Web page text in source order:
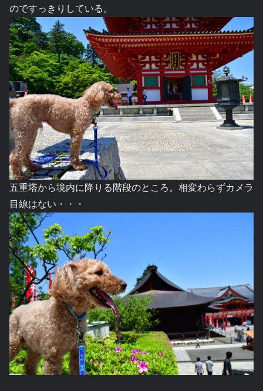
のですっきりしている。
五重塔から境内に降りる階段のところ。相変わらずカメラ
目線はない・・・